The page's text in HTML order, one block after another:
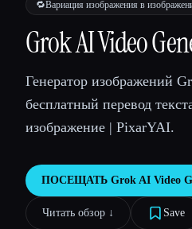
💻Разработчики
🎓Студенты
Блог
Сравнить инструменты
🔁Вариация изображения в
Grok AI Video
Генератор изображений
бесплатный перевод
изображение | PixarYAI.
ПОСЕЩАТЬ Grok AI Video
Читать обзор ↓︎ Save